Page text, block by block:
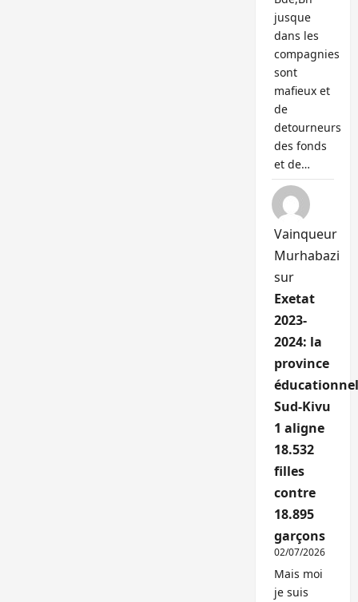
jusque
dans les
compagnies
sont
mafieux et
de
detourneurs
des fonds
et de…
Vainqueur
Murhabazi
sur
Exetat
2023-
2024: la
province
Sud-Kivu
1 aligne
18.532
filles
contre
18.895
garçons
02/07/2026
Mais moi
je suis